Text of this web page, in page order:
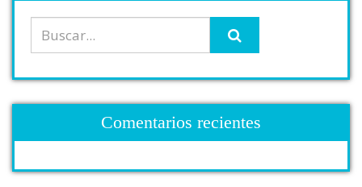
Comentarios recientes